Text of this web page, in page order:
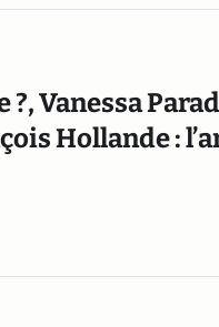
Vanessa
Hollande :